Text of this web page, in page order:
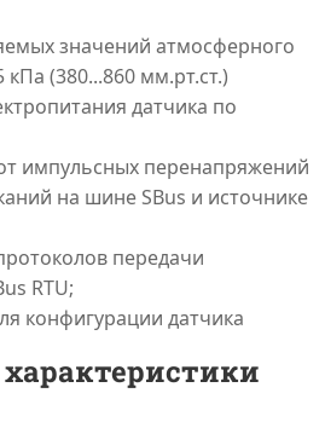
значений атмосферного
кПа (380...860 мм.рт.ст.)
датчика по
импульсных перенапряжений
на шине SBus и источнике
передачи
RTU;
конфигурации датчика